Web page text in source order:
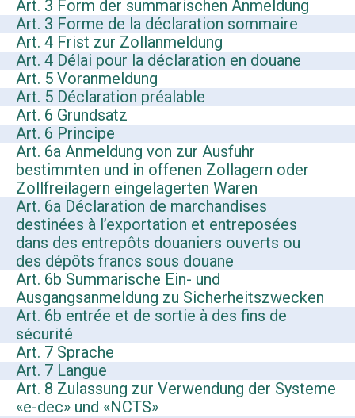
Art. 3 Form der summarischen Anmeldung
Art. 3 Forme de la déclaration sommaire
Art. 4 Frist zur Zollanmeldung
Art. 4 Délai pour la déclaration en douane
Art. 5 Voranmeldung
Art. 5 Déclaration préalable
Art. 6 Grundsatz
Art. 6 Principe
Art. 6a Anmeldung von zur Ausfuhr
bestimmten und in offenen Zollagern oder
Zollfreilagern eingelagerten Waren
Art. 6a Déclaration de marchandises
destinées à l’exportation et entreposées
dans des entrepôts douaniers ouverts ou
des dépôts francs sous douane
Art. 6b Summarische Ein- und
Ausgangsanmeldung zu Sicherheitszwecken
Art. 6b entrée et de sortie à des fins de
sécurité
Art. 7 Sprache
Art. 7 Langue
Art. 8 Zulassung zur Verwendung der Systeme
«e-dec» und «NCTS»